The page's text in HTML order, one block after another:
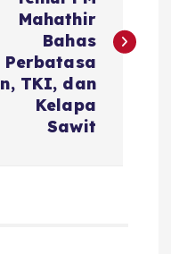
Mahathir
Bahas
Perbatasa
n, TKI, dan
Kelapa
Sawit